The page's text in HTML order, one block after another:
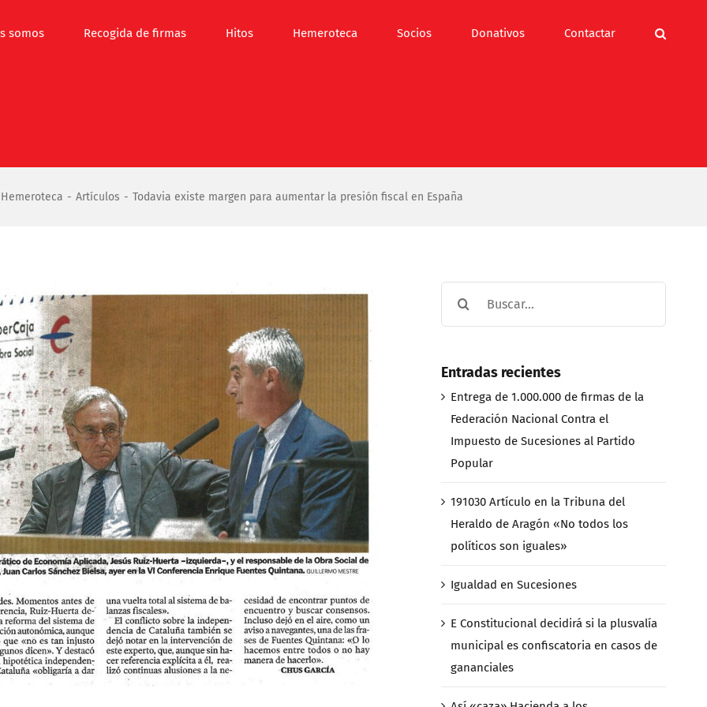
somos Recogida de firmas Hitos Hemeroteca Socios Donativos Contactar
Hemeroteca Artículos Todavia existe margen para aumentar la presión fiscal en España
Entradas recientes
Entrega de 1.000.000 de firmas de la
Federación Nacional Contra el
Impuesto de Sucesiones al Partido
Popular
191030 Artículo en la Tribuna del
Heraldo de Aragón «No todos los
políticos son iguales»
Igualdad en Sucesiones
E Constitucional decidirá si la plusvalía
municipal es confiscatoria en casos de
gananciales